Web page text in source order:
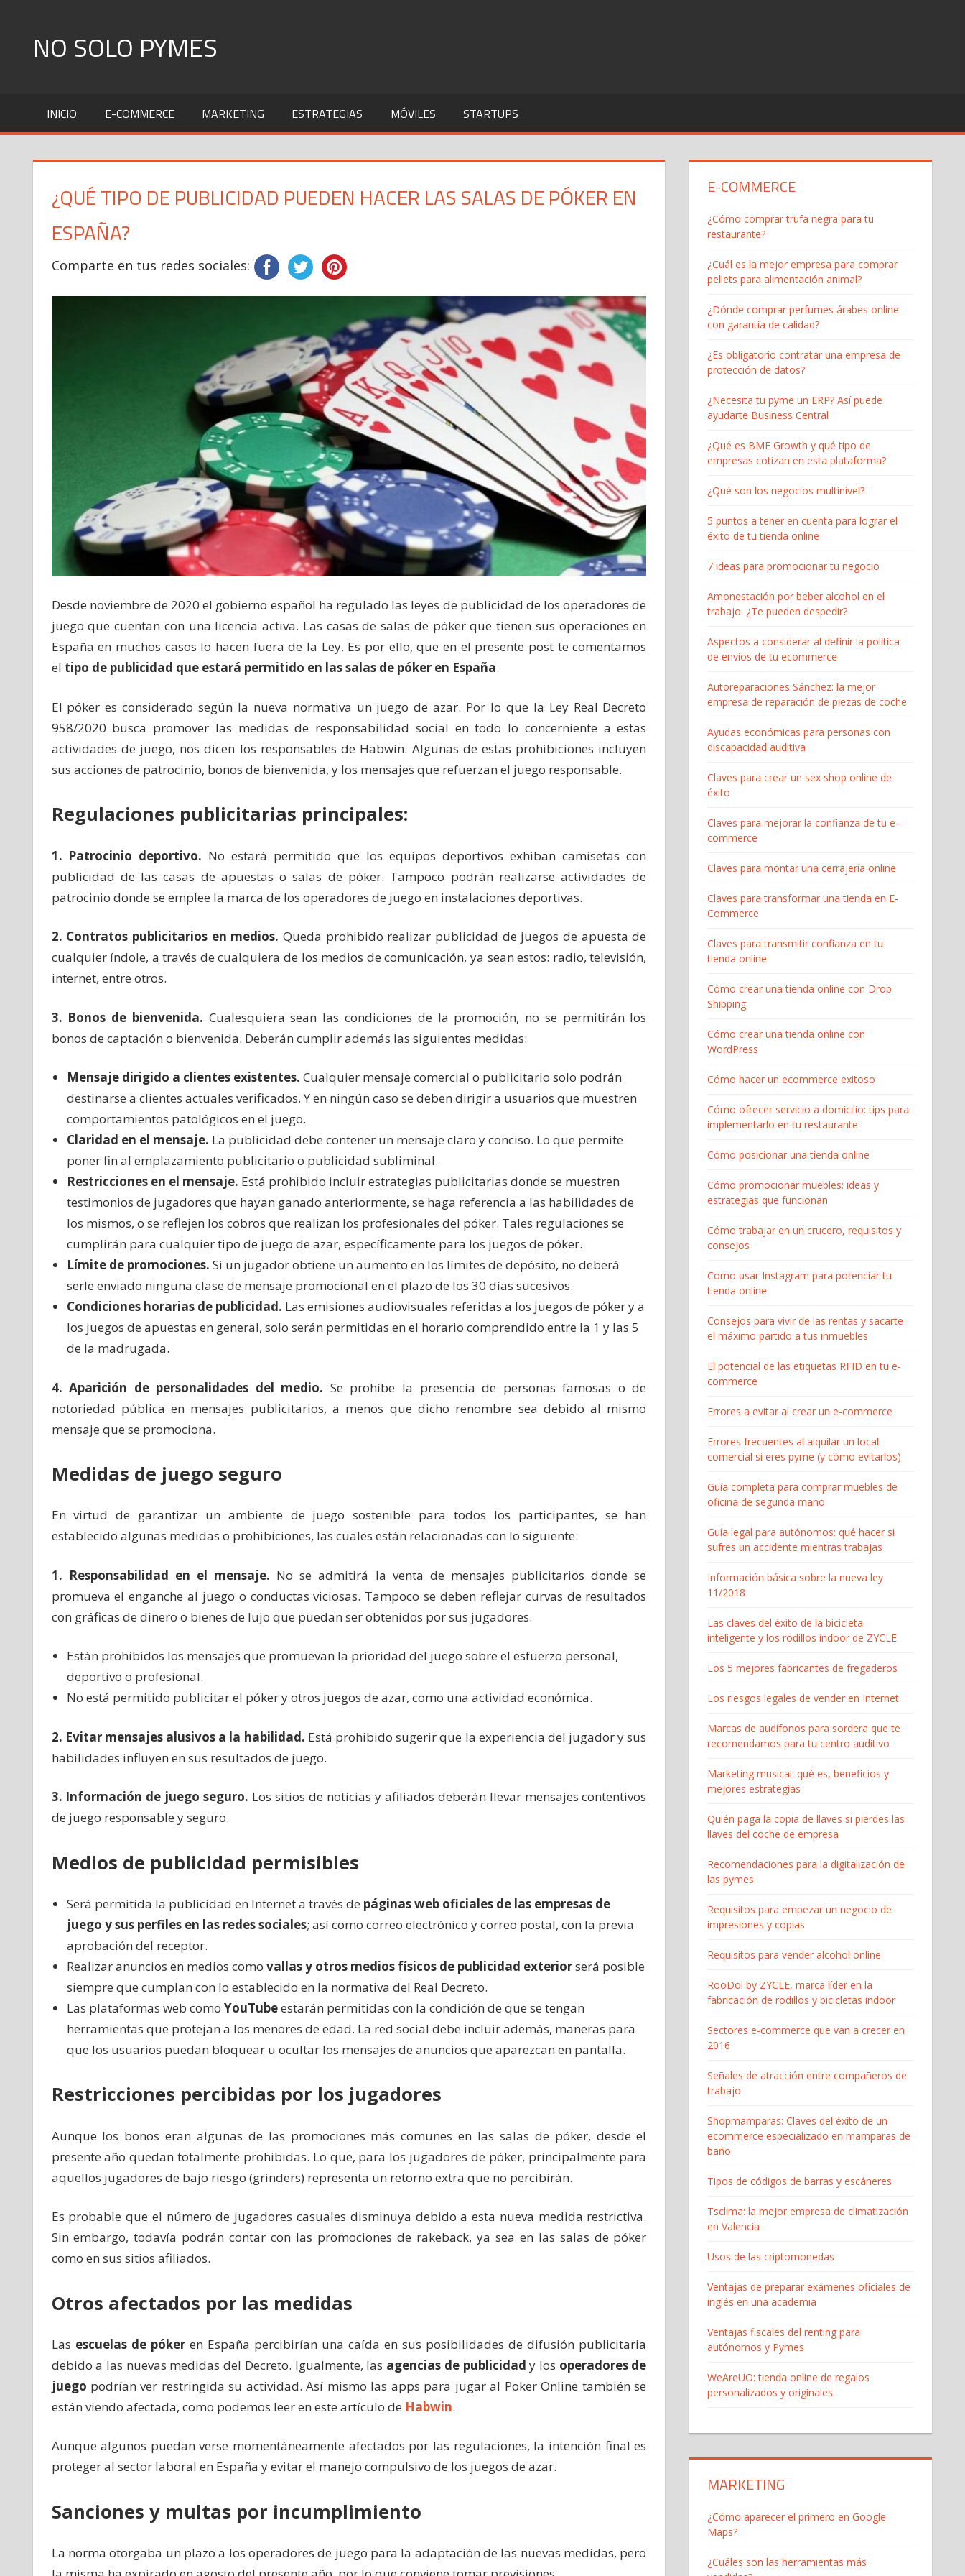
contentNO SOLO PYMES
que
una
saber
INICIO E-COMMERCE MARKETING ESTRATEGIAS MÓVILES STARTUPS
¿QUÉ TIPO DE PUBLICIDAD PUEDEN HACER LAS SALAS DE PÓKER EN
ESPAÑA?
Comparte en tus redes sociales:
Desde noviembre de 2020 el gobierno español ha regulado las leyes de publicidad de los operadores de
juego que cuentan con una licencia activa. Las casas de salas de póker que tienen sus operaciones en
España en muchos casos lo hacen fuera de la Ley. Es por ello, que en el presente post te comentamos
el tipo de publicidad que estará permitido en las salas de póker en España.
El póker es considerado según la nueva normativa un juego de azar. Por lo que la Ley Real Decreto
958/2020 busca promover las medidas de responsabilidad social en todo lo concerniente a estas
actividades de juego, nos dicen los responsables de Habwin. Algunas de estas prohibiciones incluyen
sus acciones de patrocinio, bonos de bienvenida, y los mensajes que refuerzan el juego responsable.
Regulaciones publicitarias principales:
1. Patrocinio deportivo. No estará permitido que los equipos deportivos exhiban camisetas con
publicidad de las casas de apuestas o salas de póker. Tampoco podrán realizarse actividades de
patrocinio donde se emplee la marca de los operadores de juego en instalaciones deportivas.
2. Contratos publicitarios en medios. Queda prohibido realizar publicidad de juegos de apuesta de
cualquier índole, a través de cualquiera de los medios de comunicación, ya sean estos: radio, televisión,
internet, entre otros.
3. Bonos de bienvenida. Cualesquiera sean las condiciones de la promoción, no se permitirán los
bonos de captación o bienvenida. Deberán cumplir además las siguientes medidas:
Mensaje dirigido a clientes existentes. Cualquier mensaje comercial o publicitario solo podrán
destinarse a clientes actuales verificados. Y en ningún caso se deben dirigir a usuarios que muestren
comportamientos patológicos en el juego.
Claridad en el mensaje. La publicidad debe contener un mensaje claro y conciso. Lo que permite
poner fin al emplazamiento publicitario o publicidad subliminal.
Restricciones en el mensaje. Está prohibido incluir estrategias publicitarias donde se muestren
testimonios de jugadores que hayan ganado anteriormente, se haga referencia a las habilidades de
los mismos, o se reflejen los cobros que realizan los profesionales del póker. Tales regulaciones se
cumplirán para cualquier tipo de juego de azar, específicamente para los juegos de póker.
Límite de promociones. Si un jugador obtiene un aumento en los límites de depósito, no deberá
serle enviado ninguna clase de mensaje promocional en el plazo de los 30 días sucesivos.
Condiciones horarias de publicidad. Las emisiones audiovisuales referidas a los juegos de póker y a
los juegos de apuestas en general, solo serán permitidas en el horario comprendido entre la 1 y las 5
de la madrugada.
4. Aparición de personalidades del medio. Se prohíbe la presencia de personas famosas o de
notoriedad pública en mensajes publicitarios, a menos que dicho renombre sea debido al mismo
mensaje que se promociona.
Medidas de juego seguro
En virtud de garantizar un ambiente de juego sostenible para todos los participantes, se han
establecido algunas medidas o prohibiciones, las cuales están relacionadas con lo siguiente:
1. Responsabilidad en el mensaje. No se admitirá la venta de mensajes publicitarios donde se
promueva el enganche al juego o conductas viciosas. Tampoco se deben reflejar curvas de resultados
con gráficas de dinero o bienes de lujo que puedan ser obtenidos por sus jugadores.
Están prohibidos los mensajes que promuevan la prioridad del juego sobre el esfuerzo personal,
deportivo o profesional.
No está permitido publicitar el póker y otros juegos de azar, como una actividad económica.
2. Evitar mensajes alusivos a la habilidad. Está prohibido sugerir que la experiencia del jugador y sus
habilidades influyen en sus resultados de juego.
3. Información de juego seguro. Los sitios de noticias y afiliados deberán llevar mensajes contentivos
de juego responsable y seguro.
Medios de publicidad permisibles
Será permitida la publicidad en Internet a través de páginas web oficiales de las empresas de
juego y sus perfiles en las redes sociales; así como correo electrónico y correo postal, con la previa
aprobación del receptor.
Realizar anuncios en medios como vallas y otros medios físicos de publicidad exteriorserá posible
siempre que cumplan con lo establecido en la normativa del Real Decreto.
Las plataformas web como YouTubeestarán permitidas con la condición de que se tengan
herramientas que protejan a los menores de edad. La red social debe incluir además, maneras para
que los usuarios puedan bloquear u ocultar los mensajes de anuncios que aparezcan en pantalla.
Restricciones percibidas por los jugadores
Aunque los bonos eran algunas de las promociones más comunes en las salas de póker, desde el
presente año quedan totalmente prohibidas. Lo que, para los jugadores de póker, principalmente para
aquellos jugadores de bajo riesgo (grinders) representa un retorno extra que no percibirán.
Es probable que el número de jugadores casuales disminuya debido a esta nueva medida restrictiva.
Sin embargo, todavía podrán contar con las promociones de rakeback, ya sea en las salas de póker
como en sus sitios afiliados.
Otros afectados por las medidas
Las escuelas de pókeren España percibirían una caída en sus posibilidades de difusión publicitaria
debido a las nuevas medidas del Decreto. Igualmente, las agencias de publicidad y los operadores de
juego podrían ver restringida su actividad. Así mismo las apps para jugar al Poker Online también se
están viendo afectada, como podemos leer en este artículo de Habwin.
Aunque algunos puedan verse momentáneamente afectados por las regulaciones, la intención final es
proteger al sector laboral en España y evitar el manejo compulsivo de los juegos de azar.
Sanciones y multas por incumplimiento
La norma otorgaba un plazo a los operadores de juego para la adaptación de las nuevas medidas, pero
E-COMMERCE
¿Cómo comprar trufa negra para tu
restaurante?
¿Cuál es la mejor empresa para comprar
pellets para alimentación animal?
¿Dónde comprar perfumes árabes online
con garantía de calidad?
¿Es obligatorio contratar una empresa de
protección de datos?
¿Necesita tu pyme un ERP? Así puede
ayudarte Business Central
¿Qué es BME Growth y qué tipo de
empresas cotizan en esta plataforma?
¿Qué son los negocios multinivel?
5 puntos a tener en cuenta para lograr el
éxito de tu tienda online
7 ideas para promocionar tu negocio
Amonestación por beber alcohol en el
trabajo: ¿Te pueden despedir?
Aspectos a considerar al definir la política
de envíos de tu ecommerce
Autoreparaciones Sánchez: la mejor
empresa de reparación de piezas de coche
Ayudas económicas para personas con
discapacidad auditiva
Claves para crear un sex shop online de
éxito
Claves para mejorar la confianza de tu e-
commerce
Claves para montar una cerrajería online
Claves para transformar una tienda en E-
Commerce
Claves para transmitir confianza en tu
tienda online
Cómo crear una tienda online con Drop
Shipping
Cómo crear una tienda online con
WordPress
Cómo hacer un ecommerce exitoso
Cómo ofrecer servicio a domicilio: tips para
implementarlo en tu restaurante
Cómo posicionar una tienda online
Cómo promocionar muebles: ideas y
estrategias que funcionan
Cómo trabajar en un crucero, requisitos y
consejos
Como usar Instagram para potenciar tu
tienda online
Consejos para vivir de las rentas y sacarte
el máximo partido a tus inmuebles
El potencial de las etiquetas RFID en tu e-
commerce
Errores a evitar al crear un e-commerce
Errores frecuentes al alquilar un local
comercial si eres pyme (y cómo evitarlos)
Guía completa para comprar muebles de
oficina de segunda mano
Guía legal para autónomos: qué hacer si
sufres un accidente mientras trabajas
Información básica sobre la nueva ley
11/2018
Las claves del éxito de la bicicleta
inteligente y los rodillos indoor de ZYCLE
Los 5 mejores fabricantes de fregaderos
Los riesgos legales de vender en Internet
Marcas de audífonos para sordera que te
recomendamos para tu centro auditivo
Marketing musical: qué es, beneficios y
mejores estrategias
Quién paga la copia de llaves si pierdes las
llaves del coche de empresa
Recomendaciones para la digitalización de
las pymes
Requisitos para empezar un negocio de
impresiones y copias
Requisitos para vender alcohol online
RooDol by ZYCLE, marca líder en la
fabricación de rodillos y bicicletas indoor
Sectores e-commerce que van a crecer en
2016
Señales de atracción entre compañeros de
trabajo
Shopmamparas: Claves del éxito de un
ecommerce especializado en mamparas de
baño
Tipos de códigos de barras y escáneres
Tsclima: la mejor empresa de climatización
en Valencia
Usos de las criptomonedas
Ventajas de preparar exámenes oficiales de
inglés en una academia
Ventajas fiscales del renting para
autónomos y Pymes
WeAreUO: tienda online de regalos
personalizados y originales
MARKETING
¿Cómo aparecer el primero en Google
Maps?
¿Cuáles son las herramientas más